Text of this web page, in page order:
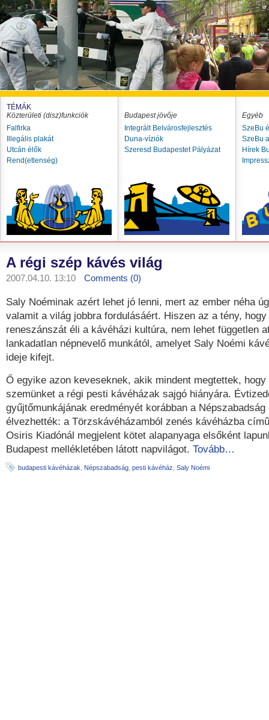
TÉMÁK
Közterületi (disz)funkciók
Falfirka
Illegális plakát
Utcán élők
Rend(etlenség)
Budapest jövője
Integrált Belvárosfejlesztés
Duna-víziók
Szeresd Budapestet Pályázat
Egyéb
SzeBu
SzeBu
Hírek
A régi szép kávés világ
2007.04.10. 13:10 Comments (0)
Saly Noéminak azért lehet jó lenni, mert az ember néha
valamit a világ jobbra fordulásáért. Hiszen az a tény, hogy
reneszánszát éli a kávéházi kultúra, nem lehet független
lankadatlan népnevelő munkától, amelyet Saly Noémi
ideje kifejt.
Ő egyike azon keveseknek, akik mindent megtettek,
szemünket a régi pesti kávéházak sajgó hiányára.
gyűjtőmunkájának eredményét korábban a
élvezhették: a Törzskávéházamból zenés kávéházba
Osiris Kiadónál megjelent kötet alapanyaga elsőként
Budapest mellékletében látott napvilágot. Tovább…
budapesti kávéházak Népszabadság pesti kávéház Saly Noémi